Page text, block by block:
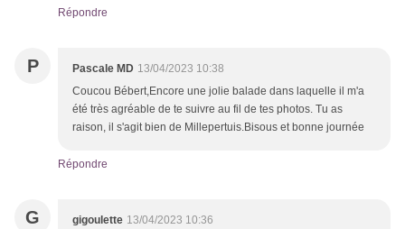
Répondre
P Pascale MD 13/04/2023 10:38
Coucou Bébert,Encore une jolie balade dans laquelle il m'a
été très agréable de te suivre au fil de tes photos. Tu as
raison, il s'agit bien de Millepertuis.Bisous et bonne journée
Répondre
G gigoulette 13/04/2023 10:36